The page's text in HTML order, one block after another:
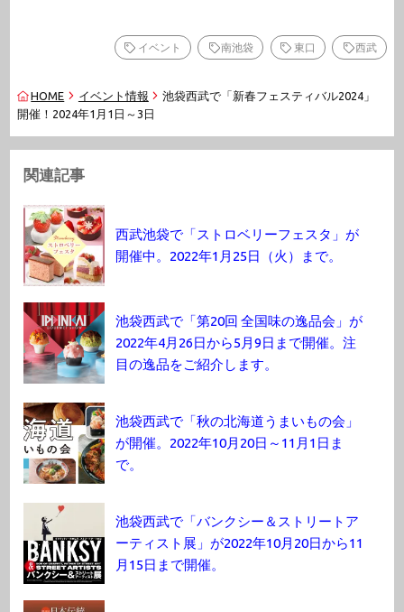
イベント 南池袋 東口 西武
HOME イベント情報
池袋西武で「新春フェスティバル2024」
開催！2024年1月1日～3日
関連記事
西武池袋で「ストロベリーフェスタ」が
開催中。2022年1月25日（火）まで。
池袋西武で「第20回 全国味の逸品会」が
2022年4月26日から5月9日まで開催。注
目の逸品をご紹介します。
池袋西武で「秋の北海道うまいもの会」
が開催。2022年10月20日～11月1日ま
で。
池袋西武で「バンクシー＆ストリートア
ーティスト展」が2022年10月20日から11
月15日まで開催。